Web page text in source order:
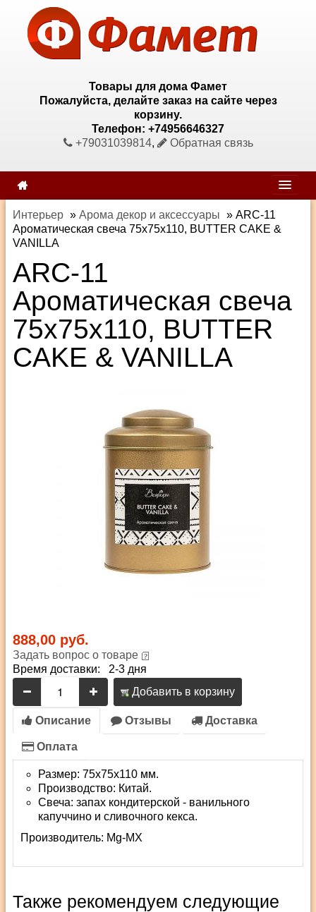
Товары для дома Фамет
Пожалуйста, делайте заказ на сайте через
корзину.
Телефон: +74956646327
+79031039814, Обратная связь
Интерьер » Арома декор и аксессуары » ARC-11
Ароматическая свеча 75х75х110, BUTTER CAKE &
VANILLA
ARC-11
Ароматическая свеча
75х75х110, BUTTER
CAKE & VANILLA
888,00 руб.
Задать вопрос о товаре
Время доставки: 2-3 дня
Добавить в корзину
Описание Отзывы Доставка
Оплата
Размер: 75х75х110 мм.
Производство: Китай.
Свеча: запах кондитерской - ванильного
капуччино и сливочного кекса.
Производитель: Mg-MX
Также рекомендуем следующие